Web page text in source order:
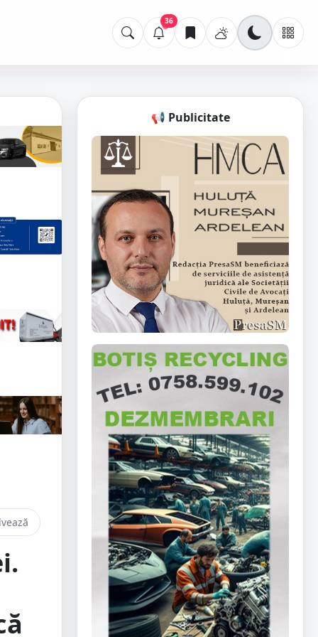
36
📢 Publicitate